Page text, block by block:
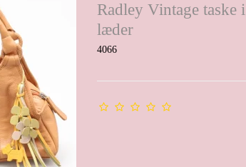
Radley Vintage taske
læder
4066